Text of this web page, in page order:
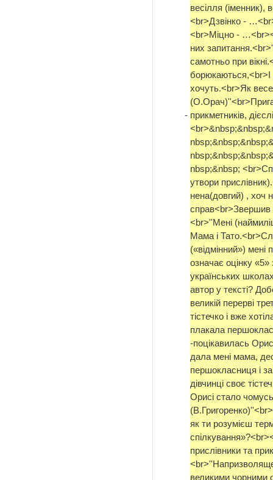
-
весілля (іменник),
<br>Дзвінко -
<br>Міцно -
них
самотньо при
хочуть.<br>Як
прикметників,
nbsp;&nbsp;
утвори
нена(довгий) , хоч
справ<br>Звершив
<br>''Мені
Мама і
(«відмінний»)
означає оцінку
українських
автор у тексті?
великій перерві
тістечко і вже
плакала
-поцікавилась
дала мені мама,
першокласниця і
дівчинці своє
Орисі стало
як ти розумієш
прислівники та
великими чорними